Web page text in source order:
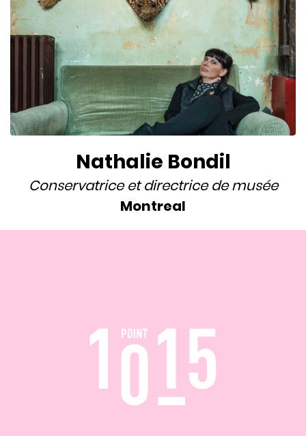
Nathalie Bondil
Conservatriceetdirectrice de musée
Montreal